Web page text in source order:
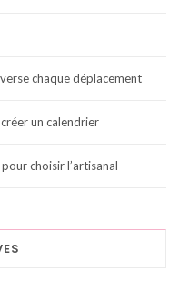
chaque déplacement
un calendrier
choisir l’artisanal